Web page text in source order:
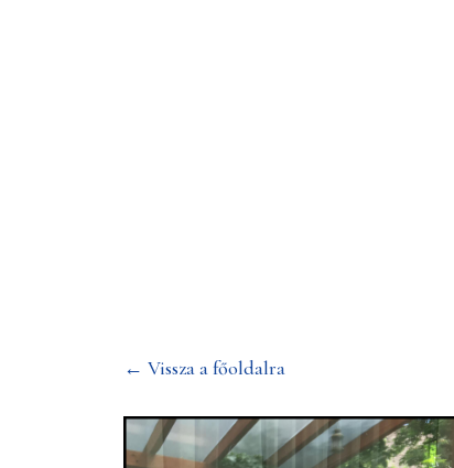
← Vissza a főoldalra